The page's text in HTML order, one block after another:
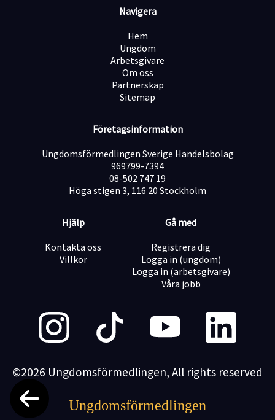
Navigera
Hem
Ungdom
Arbetsgivare
Om oss
Partnerskap
Sitemap
Företagsinformation
Ungdomsförmedlingen Sverige Handelsbolag
969799-7394
08-502 747 19
Höga stigen 3, 116 20 Stockholm
Hjälp
Kontakta oss
Villkor
Gå med
Registrera dig
Logga in (ungdom)
Logga in (arbetsgivare)
Våra jobb
©2026 Ungdomsförmedlingen, All rights reserved
Ungdomsförmedlingen